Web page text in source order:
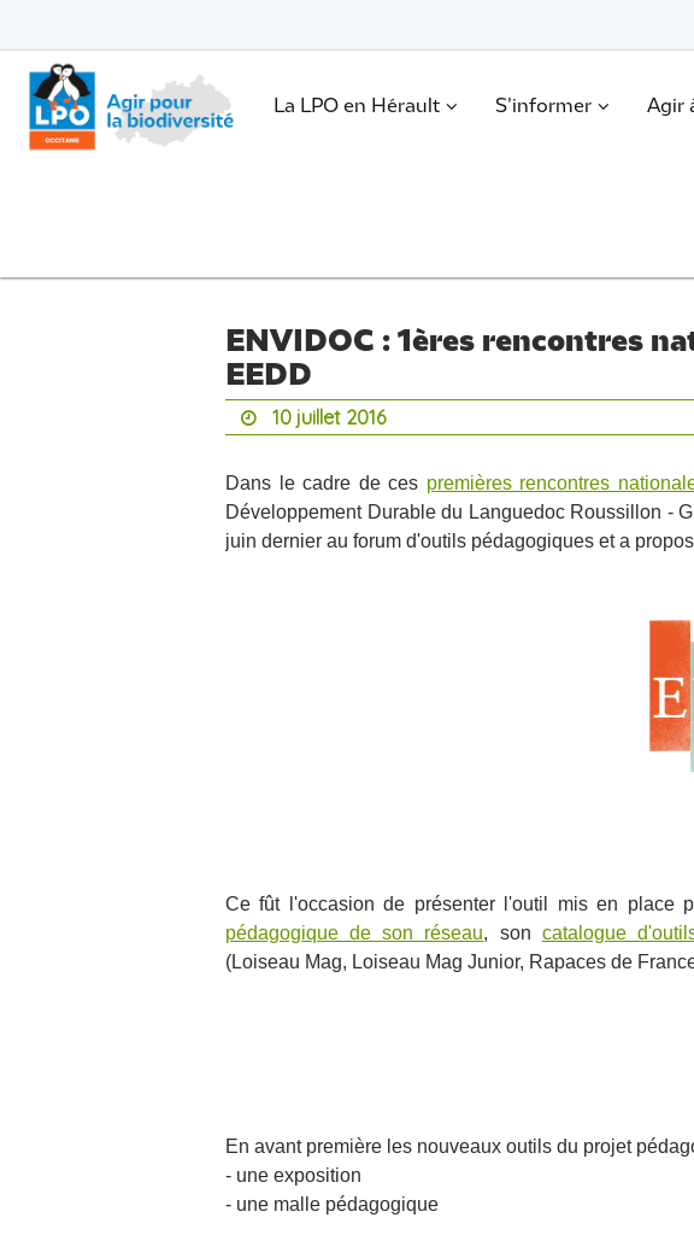
le
contenu
Passer
contenu
. La LPO en Hérault S’informer Agir
ENVIDOC : 1ères rencontres
EEDD
10 juillet 2016
Dans le cadre de ces premières rencontres
Développement Durable du Languedoc Roussillon -
juin dernier au forum d'outils pédagogiques et a
Ce fût l'occasion de présenter l'outil mis en place
pédagogique de son réseau, son catalogue
(Loiseau Mag, Loiseau Mag Junior, Rapaces de
En avant première les nouveaux outils du projet
- une exposition
- une malle pédagogique